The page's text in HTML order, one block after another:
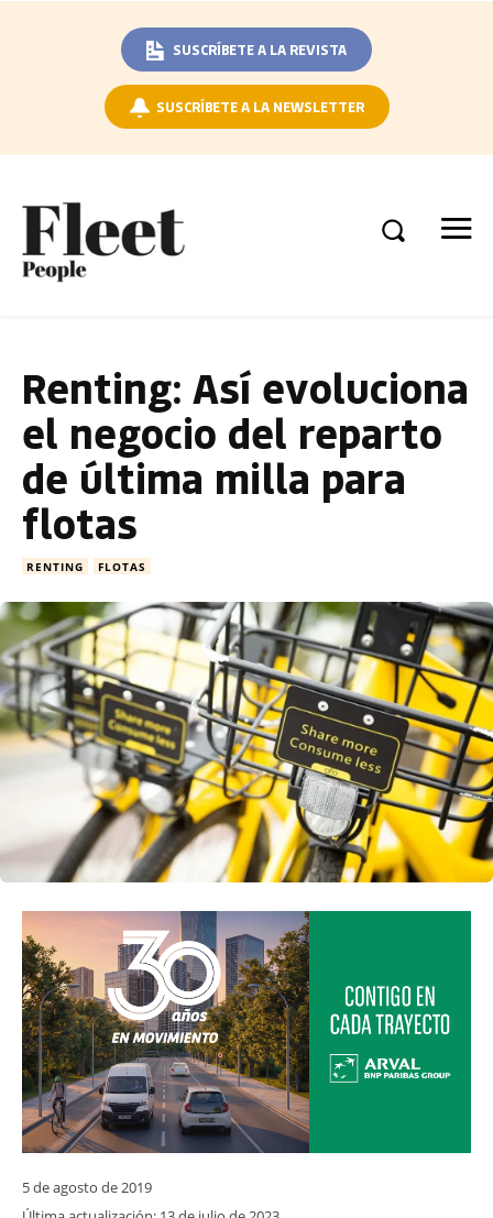
SUSCRÍBETE A LA REVISTA
SUSCRÍBETE A LA NEWSLETTER
Renting: Así evoluciona
el negocio del reparto
de última milla para
flotas
RENTING FLOTAS
5 de agosto de 2019